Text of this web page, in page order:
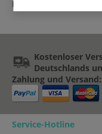
Mandala
verlieben –
Kostenloser
Deutschlands
Zahlung und Versand:
Service-Hotline